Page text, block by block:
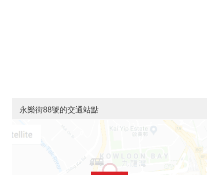
永樂街88號的交通站點